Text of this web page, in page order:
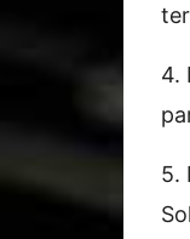
4.
5.